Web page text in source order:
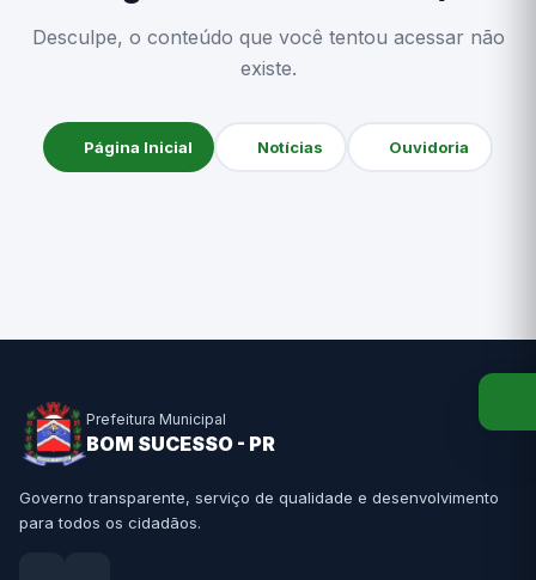
Desculpe, o conteúdo que você tentou acessar não
existe.
Página Inicial Notícias Ouvidoria
Prefeitura Municipal
BOM SUCESSO - PR
Governo transparente, serviço de qualidade e desenvolvimento
para todos os cidadãos.